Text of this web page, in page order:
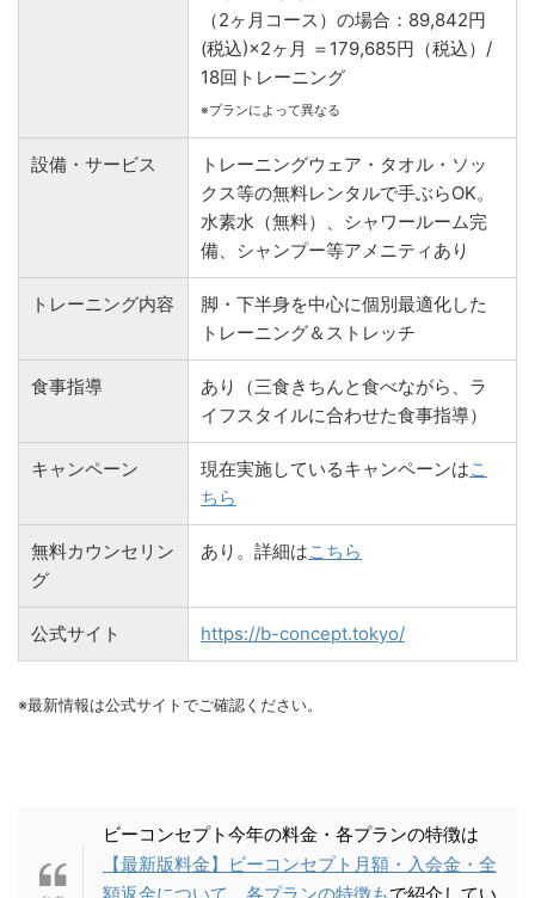
（2ヶ月コース）の場合：89,842円
(税込)×2ヶ月 ＝179,685円（税込）/
18回トレーニング
※プランによって異なる
設備・サービス
トレーニングウェア・タオル・ソッ
クス等の無料レンタルで手ぶらOK。
水素水（無料）、シャワールーム完
備、シャンプー等アメニティあり
トレーニング内容
脚・下半身を中心に個別最適化した
トレーニング＆ストレッチ
食事指導
あり（三食きちんと食べながら、ラ
イフスタイルに合わせた食事指導）
キャンペーン 現在実施しているキャンペーンはこ
ちら
無料カウンセリン
グ
あり。詳細はこちら
公式サイト https://b-concept.tokyo/
※最新情報は公式サイトでご確認ください。
ビーコンセプト今年の料金・各プランの特徴は
【最新版料金】ビーコンセプト月額・入会金・全
額返金について。各プランの特徴もで紹介してい